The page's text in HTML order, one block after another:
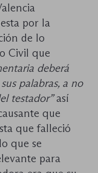
por la
de lo
Civil que
deberá
palabras, a no
testador”así
que
que falleció
que se
para